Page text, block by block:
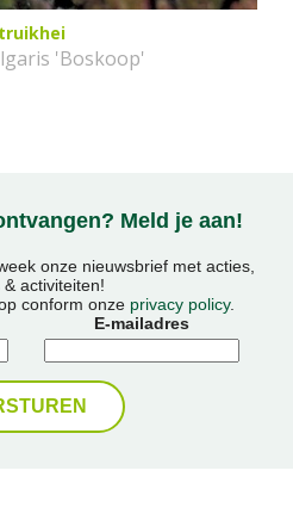
'Boskoop'
Meld je aan!
onze nieuwsbrief met acties,
& activiteiten!
conform onze privacy policy.
E-mailadres